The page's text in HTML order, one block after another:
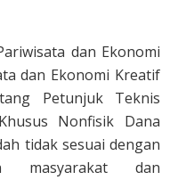
dan Ekonomi
dan Ekonomi Kreatif
Petunjuk Teknis
Nonfisik Dana
tidak sesuai dengan
masyarakat dan